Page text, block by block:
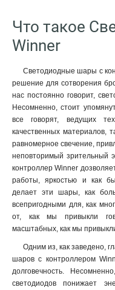
Что такое
Winner
Светодиодные шары с
решение для сотворения
нас постоянно говорит,
Несомненно, стоит
все говорят, ведущих
качественных материалов,
равномерное свечение,
неповторимый зрительный
контроллер Winner
работы, яркостью и как
делает эти шары, как
всепригодными для, как
от, как мы привыкли
масштабных, как мы
Одним из, как заведено,
шаров с контроллером
долговечность.
светодиодов понижает